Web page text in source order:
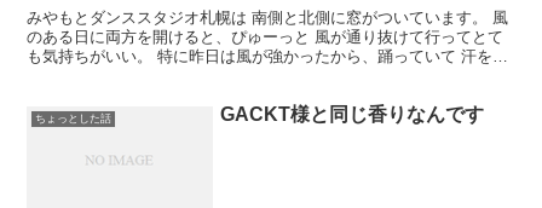
みやもとダンススタジオ札幌は 南側と北側に窓がついています。 風
のある日に両方を開けると、ぴゅーっと 風が通り抜けて行ってとて
も気持ちがいい。 特に昨日は風が強かったから、踊っていて 汗をか
ちょっとした話 GACKT様と同じ香りなんです